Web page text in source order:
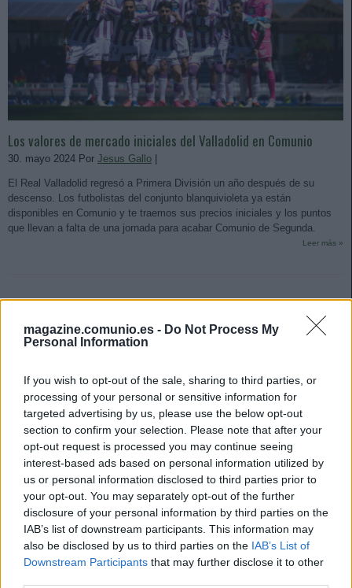
magazine.comunio.es - Do Not Process My
Personal Information
If you wish to opt-out of the sale, sharing to third parties, or
processing of your personal or sensitive information for
targeted advertising by us, please use the below opt-out
section to confirm your selection. Please note that after your
opt-out request is processed you may continue seeing
interest-based ads based on personal information utilized by
us or personal information disclosed to third parties prior to
your opt-out. You may separately opt-out of the further
disclosure of your personal information by third parties on the
IAB’s list of downstream participants. This information may
also be disclosed by us to third parties on the IAB’s List of
Downstream Participants that may further disclose it to other
Los valores de mercado iniciales del Valladolid en Comunio
30. mayo 2024 Por Jesus Gallo |
El Real Valladolid regresó a Primera División un año después de su
descenso. Los futbolistas del conjunto blanquivioleta ya están
disponibles en Comunio y te traemos sus precios iniciales y los puntos
que llevan a falta de una jornada para acabar Comunio de Segunda.
Leer más »
Top 5: los mejores jugadores de Comunio de Segunda tras la
primera vuelta